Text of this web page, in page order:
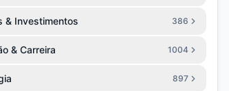
& Investimentos 386
& Carreira 1004
897